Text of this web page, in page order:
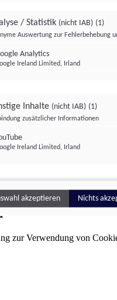
professionell
zur Verwendung von
/ Statistik (nicht IAB) (1)
Auswertung zur Fehlerbehebung
Analytics
Ireland Limited, Irland
Inhalte (nicht IAB) (1)
zusätzlicher Informationen
Ireland Limited, Irland
akzeptieren Nichts